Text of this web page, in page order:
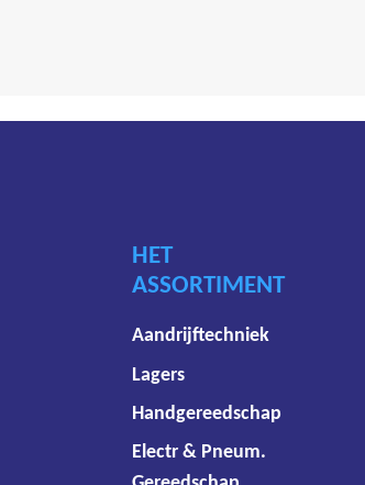
HET
ASSORTIMENT
Aandrijftechniek
Lagers
Handgereedschap
Electr & Pneum.